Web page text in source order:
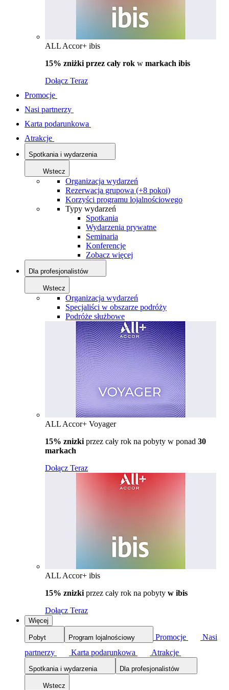
ALL Accor+ ibis
15% zniżki przez cały rok w markach ibis
Dołącz Teraz
Promocje
Nasi partnerzy
Karta podarunkowa
Atrakcje
Spotkania i wydarzenia
Wstecz
Organizacja wydarzeń
Rezerwacja grupowa (+8 pokoi)
Korzyści programu lojalnościowego
Typy wydarzeń
Spotkania
Wydarzenia prywatne
Seminaria
Konferencje
Zobacz więcej
Dla profesjonalistów
Wstecz
Organizacja wydarzeń
Specjaliści w obszarze podróży
Podróże służbowe
ALL Accor+ Voyager
15% znizki przez cały rok na pobyty w ponad 30
markach
Dołącz Teraz
ALL Accor+ ibis
15% znizki przez cały rok na pobyty w ibis
Dołącz Teraz
Więcej
Pobyt Program lojalnościowy Promocje
Nasi
partnerzy
Karta podarunkowa Atrakcje
Spotkania i wydarzenia Dla profesjonalistów
Wstecz